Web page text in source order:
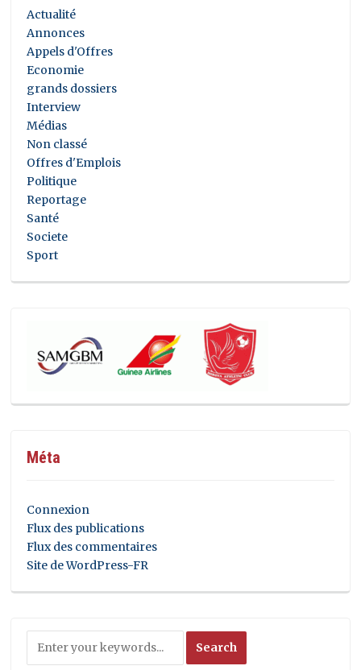
Actualité
Annonces
Appels d'Offres
Economie
grands dossiers
Interview
Médias
Non classé
Offres d'Emplois
Politique
Reportage
Santé
Societe
Sport
Méta
Connexion
Flux des publications
Flux des commentaires
Site de WordPress-FR